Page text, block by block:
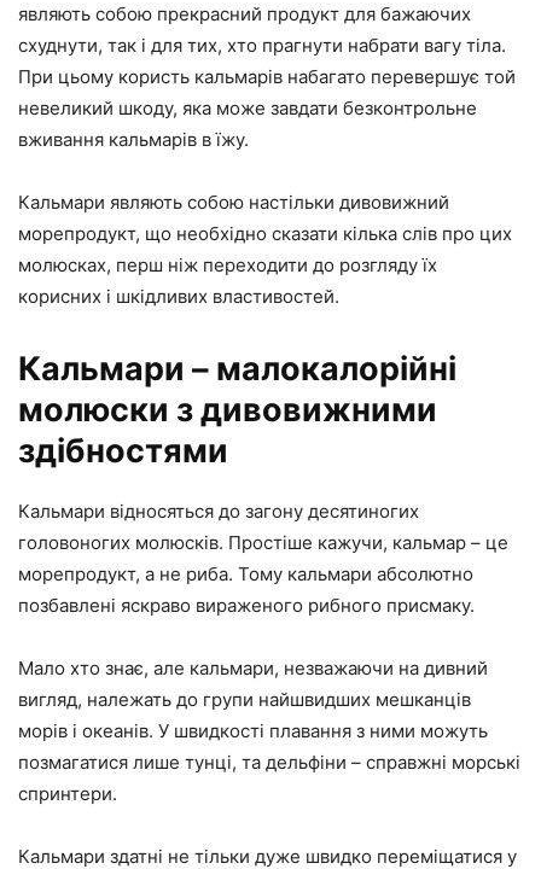
являють собою прекрасний продукт для бажаючих
схуднути, так і для тих, хто прагнути набрати вагу тіла.
При цьому користь кальмарів набагато перевершує той
невеликий шкоду, яка може завдати безконтрольне
вживання кальмарів в їжу.
Кальмари являють собою настільки дивовижний
морепродукт, що необхідно сказати кілька слів про цих
молюсках, перш ніж переходити до розгляду їх
корисних і шкідливих властивостей.
Кальмари – малокалорійні
молюски з дивовижними
здібностями
Кальмари відносяться до загону десятиногих
головоногих молюсків. Простіше кажучи, кальмар – це
морепродукт, а не риба. Тому кальмари абсолютно
позбавлені яскраво вираженого рибного присмаку.
Мало хто знає, але кальмари, незважаючи на дивний
вигляд, належать до групи найшвидших мешканців
морів і океанів. У швидкості плавання з ними можуть
позмагатися лише тунці, та дельфіни – справжні морські
спринтери.
Кальмари здатні не тільки дуже швидко переміщатися у